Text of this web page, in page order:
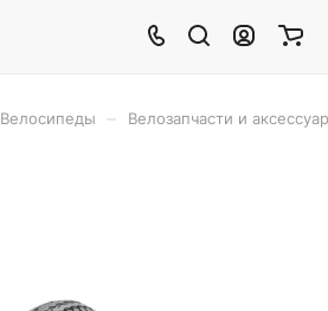
Велосипеды Велозапчасти и